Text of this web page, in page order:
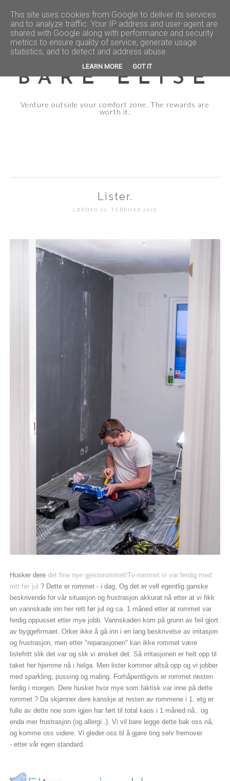
BARE ELISE
Venture outside your comfort zone. The rewards are
worth it.
Lister.
LØRDAG 20. FEBRUAR 2016
Husker dere det fine nye gjesterommet/Tv-rommet vi var ferdig med
rett før jul ? Dette er rommet - i dag. Og det er vell egentlig ganske
beskrivende for vår situasjon og frustrasjon akkurat nå etter at vi fikk
en vannskade inn her rett før jul og ca. 1 måned etter at rommet var
ferdig oppusset etter mye jobb. Vannskaden kom på grunn av feil gjort
av byggefirmaet. Orker ikke å gå inn i en lang beskrivelse av irritasjon
og frustrasjon, men etter "reparasjonen" kan ikke rommet være
listefritt slik det var og slik vi ønsket det. Så irritasjonen er helt opp til
taket her hjemme nå i helga. Men lister kommer altså opp og vi jobber
med sparkling, pussing og maling. Forhåpentligvis er rommet nesten
ferdig i morgen. Dere husker hvor mye som faktisk var inne på dette
rommet ? Da skjønner dere kanskje at resten av rommene i 1. etg er
fulle av dette noe som igjen har ført til total kaos i 1 måned nå.. og
enda mer frustrasjon (og allergi..). Vi vil bare legge dette bak oss nå,
og komme oss videre. Vi gleder oss til å gjøre ting selv fremover
- etter vår egen standard.
This site uses cookies from Google to deliver its services
and to analyze traffic. Your IP address and user-agent are
shared with Google along with performance and security
metrics to ensure quality of service, generate usage
statistics, and to detect and address abuse.
LEARN MORE GOT IT